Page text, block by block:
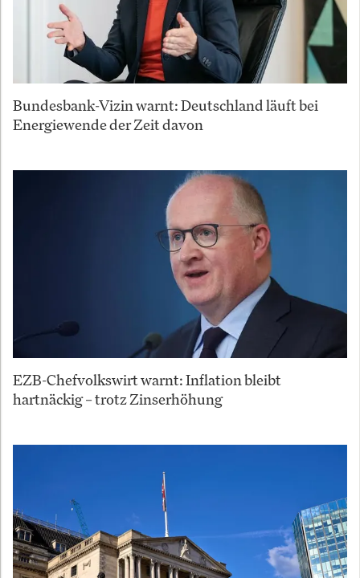
Bundesbank-Vizin warnt: Deutschland läuft bei
Energiewende der Zeit davon
EZB-Chefvolkswirt warnt: Inflation bleibt
hartnäckig – trotz Zinserhöhung